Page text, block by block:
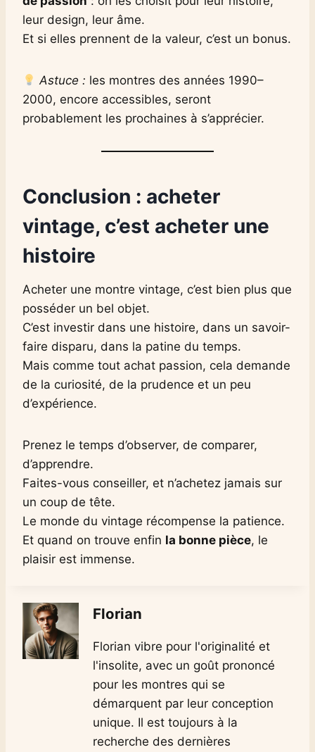
leur design, leur âme.
Et si elles prennent de la valeur, c’est un bonus.
Astuce : les montres des années 1990–
2000, encore accessibles, seront
probablement les prochaines à s’apprécier.
Conclusion : acheter
vintage, c’est acheter une
histoire
Acheter une montre vintage, c’est bien plus que
posséder un bel objet.
C’est investir dans une histoire, dans un savoir-
faire disparu, dans la patine du temps.
Mais comme tout achat passion, cela demande
de la curiosité, de la prudence et un peu
d’expérience.
Prenez le temps d’observer, de comparer,
d’apprendre.
Faites-vous conseiller, et n’achetez jamais sur
un coup de tête.
Le monde du vintage récompense la patience.
Et quand on trouve enfin la bonne pièce, le
plaisir est immense.
Florian
Florian vibre pour l'originalité et
l'insolite, avec un goût prononcé
pour les montres qui se
démarquent par leur conception
unique. Il est toujours à la
recherche des dernières